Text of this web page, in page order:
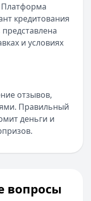
Платформа
кредитования
и условиях
отзывов,
Правильный
деньги и
вопросы